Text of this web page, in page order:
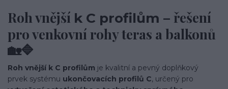
Roh vnější k C profilům – řešení
pro venkovní rohy teras a balkonů
🏡🔷
Roh vnější k C profilům je kvalitní a pevný doplňkový
prvek systému ukončovacích profilů C, určený pro